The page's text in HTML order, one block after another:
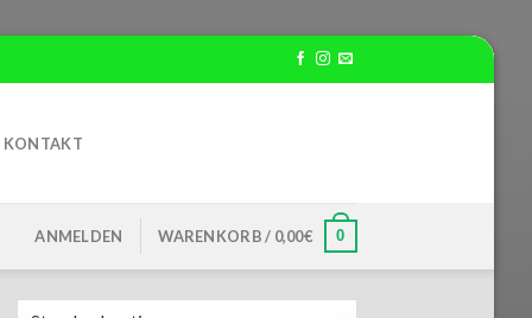
KONTAKT
ANMELDEN WARENKORB / 0,00€ 0